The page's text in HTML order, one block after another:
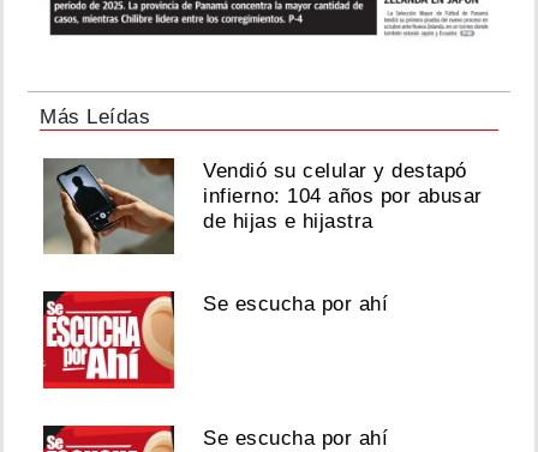
Más Leídas
Vendió su celular y destapó
infierno: 104 años por abusar
de hijas e hijastra
Se escucha por ahí
Se escucha por ahí